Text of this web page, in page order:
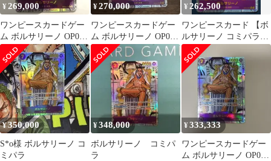
¥269,000
ワンピースカードゲー
ム ボルサリーノ OP06-
073 R
¥270,000
ワンピースカードゲー
ム ボルサリーノ OP06-
073 R
¥ 262,500
ワンピースカード 【ボ
ルサリーノ コミパラ】
決戦の刻 美品
¥350,000
S*o様 ボルサリーノ コ
ミパラ
¥348,000
ボルサリーノ コミパ
ラ
¥333,333
ワンピースカードゲー
ム ボルサリーノ OP06-